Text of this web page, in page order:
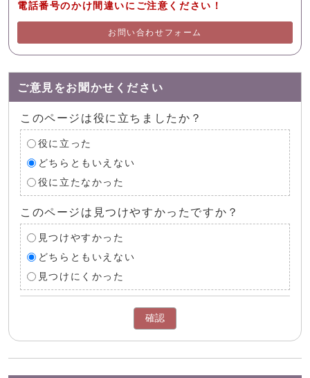
電話番号のかけ間違いにご注意ください！
お問い合わせフォーム
ご意見をお聞かせください
このページは役に立ちましたか？
役に立った
どちらともいえない
役に立たなかった
このページは見つけやすかったですか？
見つけやすかった
どちらともいえない
見つけにくかった
確認